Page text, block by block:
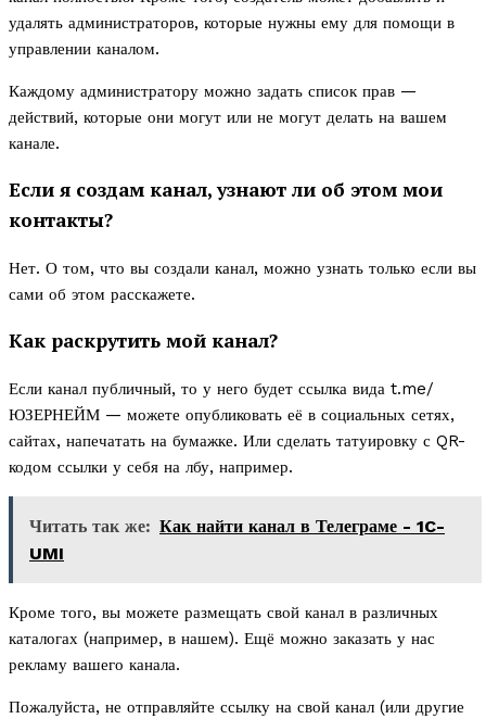
удалять администраторов, которые нужны ему для помощи в
управлении каналом.
Каждому администратору можно задать список прав —
действий, которые они могут или не могут делать на вашем
канале.
Если я создам канал, узнают ли об этом мои
контакты?
Нет. О том, что вы создали канал, можно узнать только если вы
сами об этом расскажете.
Как раскрутить мой канал?
Если канал публичный, то у него будет ссылка вида t.me/
ЮЗЕРНЕЙМ — можете опубликовать её в социальных сетях,
сайтах, напечатать на бумажке. Или сделать татуировку с QR-
кодом ссылки у себя на лбу, например.
Читать так же: Как найти канал в Телеграме - 1C-
UMI
Кроме того, вы можете размещать свой канал в различных
каталогах (например, в нашем). Ещё можно заказать у нас
рекламу вашего канала.
Пожалуйста, не отправляйте ссылку на свой канал (или другие